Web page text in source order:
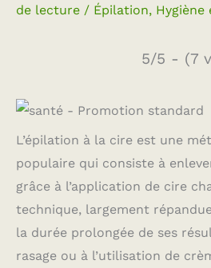
de lecture / Épilation, Hygiène
5/5 - (7
L’épilation à la cire est une
populaire qui consiste à
grâce à l’application de cire
technique, largement
la durée prolongée de ses
rasage ou à l’utilisation de